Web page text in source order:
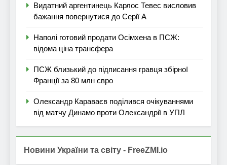
Видатний аргентинець Карлос Тевес висловив
бажання повернутися до Серії А
Наполі готовий продати Осімхена в ПСЖ:
відома ціна трансфера
ПСЖ близький до підписання гравця збірної
Франції за 80 млн євро
Олександр Караваєв поділився очікуваннями
від матчу Динамо проти Олександрії в УПЛ
Новини України та світу - FreeZMI.io